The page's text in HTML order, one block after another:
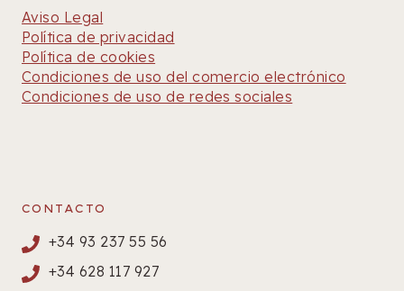
Aviso Legal
Política de privacidad
Política de cookies
Condiciones de uso del comercio electrónico
Condiciones de uso de redes sociales
CONTACTO
+34 93 237 55 56
+34 628 117 927